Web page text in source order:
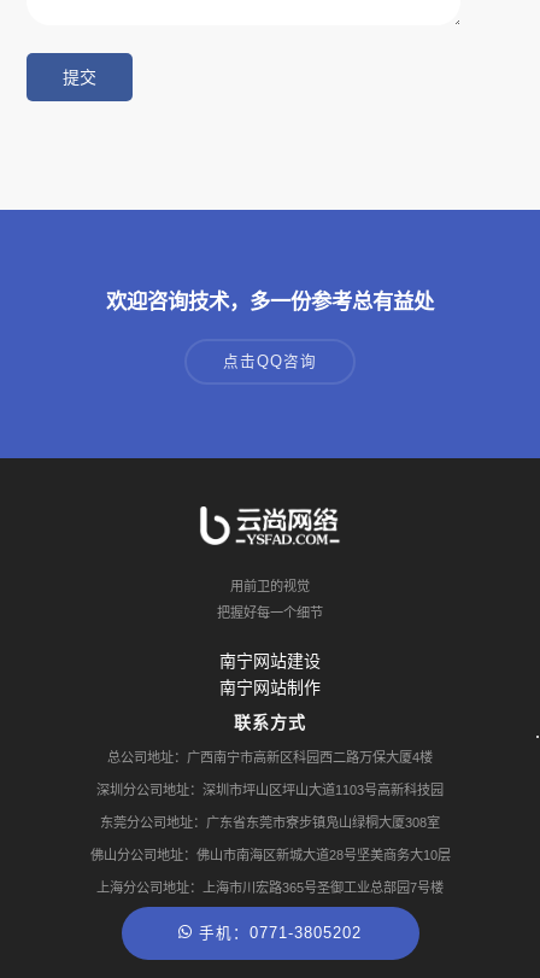
欢迎咨询技术，多一份参考总有益处
点击QQ咨询
用前卫的视觉
把握好每一个细节
南宁网站建设
南宁网站制作
联系方式
总公司地址：广西南宁市高新区科园西二路万保大厦4楼
深圳分公司地址：深圳市坪山区坪山大道1103号高新科技园
东莞分公司地址：广东省东莞市寮步镇凫山绿桐大厦308室
佛山分公司地址：佛山市南海区新城大道28号坚美商务大10层
上海分公司地址：上海市川宏路365号圣御工业总部园7号楼
手机：0771-3805202